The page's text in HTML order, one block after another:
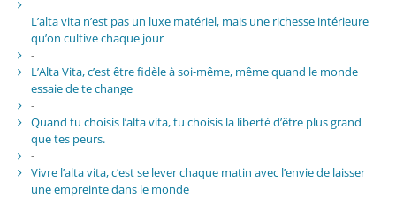
L’alta vita n’est pas un luxe matériel, mais une richesse intérieure
qu’on cultive chaque jour
-
L’Alta Vita, c’est être fidèle à soi-même, même quand le monde
essaie de te change
-
Quand tu choisis l’alta vita, tu choisis la liberté d’être plus grand
que tes peurs.
-
Vivre l’alta vita, c’est se lever chaque matin avec l’envie de laisser
une empreinte dans le monde